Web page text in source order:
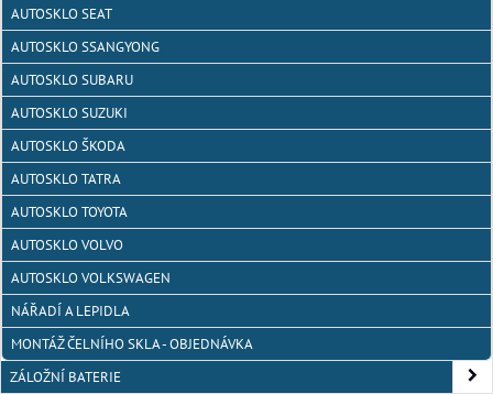
AUTOSKLO SEAT
AUTOSKLO SSANGYONG
AUTOSKLO SUBARU
AUTOSKLO SUZUKI
AUTOSKLO ŠKODA
AUTOSKLO TATRA
AUTOSKLO TOYOTA
AUTOSKLO VOLVO
AUTOSKLO VOLKSWAGEN
NÁŘADÍ A LEPIDLA
MONTÁŽ ČELNÍHO SKLA - OBJEDNÁVKA
ZÁLOŽNÍ BATERIE